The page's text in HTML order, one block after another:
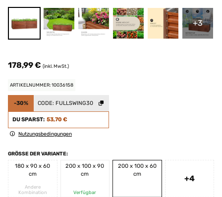
+3
178,99 € (inkl. MwSt.)
ARTIKELNUMMER: 10036158
-30% CODE: FULLSWING30
DU SPARST: 53,70 €
Nutzungsbedingungen
GRÖSSE DER VARIANTE:
180 x 90 x 60
cm
Andere
Kombination
200 x 100 x 90
cm
Verfügbar
200 x 100 x 60
cm
+4